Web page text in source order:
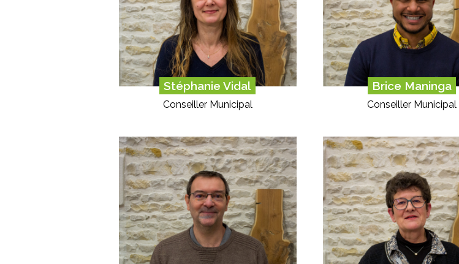
Stéphanie Vidal
Conseiller Municipal
Brice Maninga
Conseiller Municipal